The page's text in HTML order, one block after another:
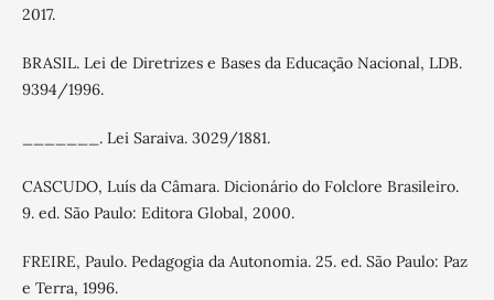
2017.
BRASIL. Lei de Diretrizes e Bases da Educação Nacional, LDB.
9394/1996.
_______. Lei Saraiva. 3029/1881.
CASCUDO, Luís da Câmara. Dicionário do Folclore Brasileiro.
9. ed. São Paulo: Editora Global, 2000.
FREIRE, Paulo. Pedagogia da Autonomia. 25. ed. São Paulo: Paz
e Terra, 1996.